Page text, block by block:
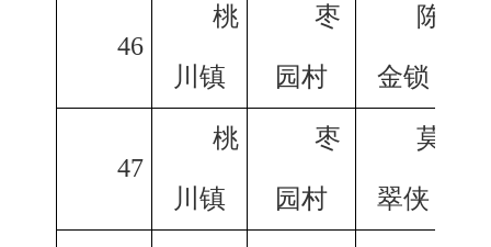
46
桃
川镇
枣
园村
陈
金锁
47
桃
川镇
枣
园村
莫
翠侠